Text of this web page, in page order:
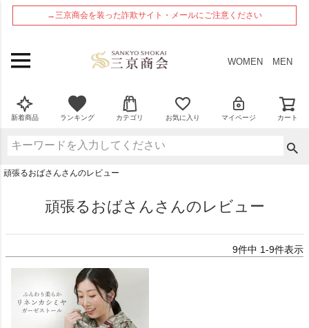
→三京商会を装った詐欺サイト・メールにご注意ください
WOMEN MEN
新着商品 ランキング カテゴリ お気に入り マイページ カート
頑張るおばさんさんのレビュー
頑張るおばさんさんのレビュー
9件中 1-9件表示
ペー